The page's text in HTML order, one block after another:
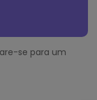
se para um